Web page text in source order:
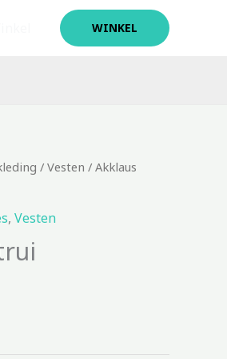
WINKEL
/ Vesten / Akklaus
, Vesten